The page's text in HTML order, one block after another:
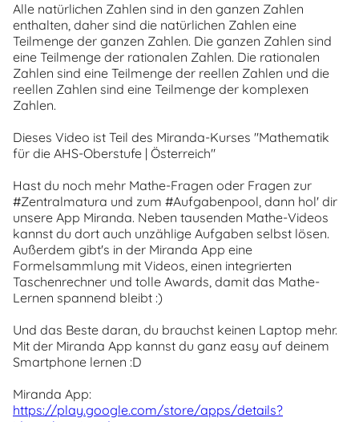
Alle natürlichen Zahlen sind in den ganzen Zahlen
enthalten, daher sind die natürlichen Zahlen eine
Teilmenge der ganzen Zahlen. Die ganzen Zahlen sind
eine Teilmenge der rationalen Zahlen. Die rationalen
Zahlen sind eine Teilmenge der reellen Zahlen und die
reellen Zahlen sind eine Teilmenge der komplexen
Zahlen.
Dieses Video ist Teil des Miranda-Kurses "Mathematik
für die AHS-Oberstufe | Österreich"
Hast du noch mehr Mathe-Fragen oder Fragen zur
#Zentralmatura und zum #Aufgabenpool, dann hol' dir
unsere App Miranda. Neben tausenden Mathe-Videos
kannst du dort auch unzählige Aufgaben selbst lösen.
Außerdem gibt's in der Miranda App eine
Formelsammlung mit Videos, einen integrierten
Taschenrechner und tolle Awards, damit das Mathe-
Lernen spannend bleibt :)
Und das Beste daran, du brauchst keinen Laptop mehr.
Mit der Miranda App kannst du ganz easy auf deinem
Smartphone lernen :D
Miranda App:
https://play.google.com/store/apps/details?